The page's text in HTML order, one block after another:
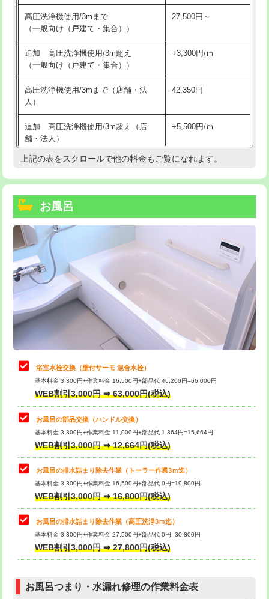
高圧洗浄機使用/3mまで
（一般向け（戸建て・集合））
27,500円～
追加 高圧洗浄機使用/3m超え
（一般向け（戸建て・集合））
+3,300円/ｍ
高圧洗浄機使用/3mまで（店舗・法
人）
42,350円
追加 高圧洗浄機使用/3m超え（店
舗・法人）
+5,500円/ｍ
高度高圧洗浄換 現地調査
トーラー機使用/3mまで
追加トーラー機使用/3m超え
カメラ調査 33,000円
桝清掃 8,800円
止水・漏水調査・防水処理・清掃・修
理・調整・分解・加工など（軽作業）
止水・漏水調査・防水処理・清掃・修
理・調整・分解・加工など（中作業）
22,000円
止水・漏水調査・防水処理・清掃・修
理・調整・分解・加工など（重作業）
33,000円
トイレタンク脱着
トイレ便器脱着
タンクレストイレ脱着 33,000円
小便器トイレ脱着
その他部品の脱着 8,800円～
交換・取付（タンク）
交換・取付（普通便座） 11,000円+材料費
上記の表をスクロールで他の料金もご覧になれます。
お風呂
浴室水栓交換（壁付サーモ 混合水栓）
基本料金 3,300円+作業料金 16,500円+部品代 46,200円=66,000円
WEB割引3,000円 ➡ 63,000円(税込)
お風呂の部品交換（ハンドル交換）
基本料金 3,300円+作業料金 11,000円+部品代 1,364円=15,664円
WEB割引3,000円 ➡ 12,664円(税込)
お風呂の排水詰まり除去作業（トーラー作業3ｍ迄）
基本料金 3,300円+作業料金 16,500円+部品代 0円=19,800円
WEB割引3,000円 ➡ 16,800円(税込)
お風呂の排水詰まり除去作業（高圧洗浄3ｍ迄）
基本料金 3,300円+作業料金 27,500円+部品代 0円=30,800円
WEB割引3,000円 ➡ 27,800円(税込)
お風呂つまり・水漏れ修理の作業料金表